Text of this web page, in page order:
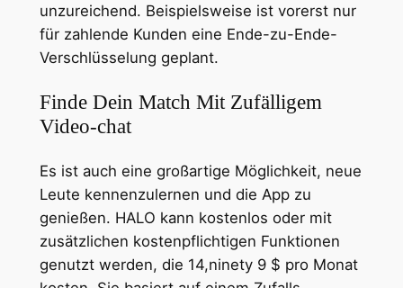
unzureichend. Beispielsweise ist vorerst nur
für zahlende Kunden eine Ende-zu-Ende-
Verschlüsselung geplant.
Finde Dein Match Mit Zufälligem
Video-chat
Es ist auch eine großartige Möglichkeit, neue
Leute kennenzulernen und die App zu
genießen. HALO kann kostenlos oder mit
zusätzlichen kostenpflichtigen Funktionen
genutzt werden, die 14,ninety 9 $ pro Monat